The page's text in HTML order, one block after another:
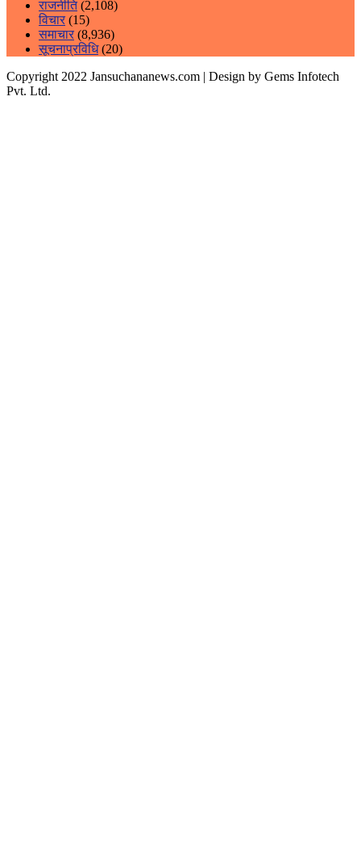
राजनीति(2,108)
विचार(15)
समाचार(8,936)
सूचनाप्रविधि(20)
Copyright 2022 Jansuchananews.com | Design by Gems Infotech
Pvt. Ltd.